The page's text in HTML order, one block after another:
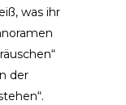
was ihr
der